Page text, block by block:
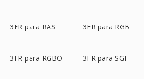
3FR para RAS 3FR para RGB
3FR para RGBO 3FR para SGI